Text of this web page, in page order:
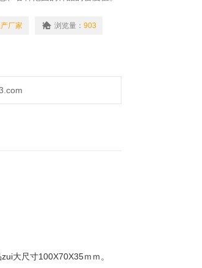
厂家 浏览量： 903
大尺寸100X70X35ｍｍ。